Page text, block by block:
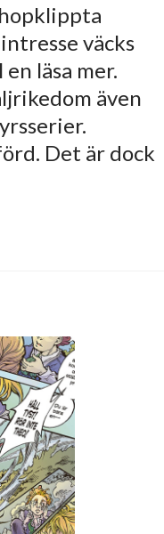
väcks
läsa mer.
även
Det är dock